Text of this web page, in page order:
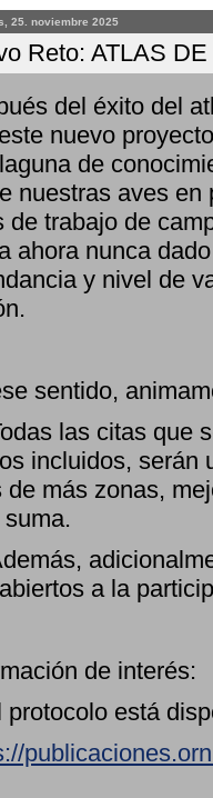
25. noviembre 2025
Reto: ATLAS
del éxito del
nuevo
de
nuestras aves en
de trabajo de
ahora nunca
y nivel de
sentido,
las citas que
incluidos, serán
de más zonas,
a la
de interés:
protocolo está